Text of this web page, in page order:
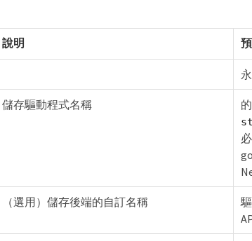
說明
儲存驅動程式名稱
（選用）儲存後端的自訂名稱